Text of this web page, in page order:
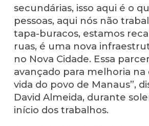
secundárias, isso aqui é o
pessoas, aqui nós não
tapa-buracos, estamos
ruas, é uma nova
no Nova Cidade. Essa
avançado para melhoria na
vida do povo de Manaus”,
David Almeida, durante
início dos trabalhos.